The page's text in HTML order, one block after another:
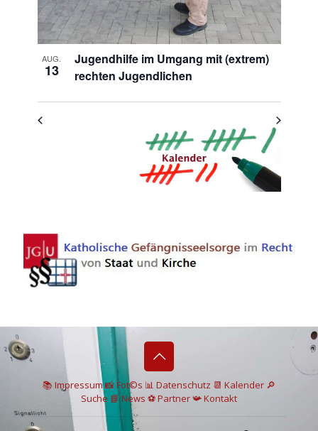
AUG.
13
Jugendhilfe im Umgang mit (extrem)
rechten Jugendlichen
📚 Impressum📸Fot©s 📊 Datenschutz 📆 Kalender 🔎
Suche 📘 News ⚽Partner📯Kontakt